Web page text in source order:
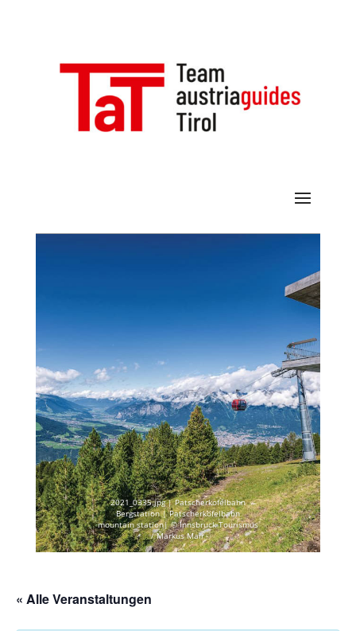
2021_0335.jpg | Patscherkofelbahn
Bergstation | Patscherkofelbahn
mountain station| © Innsbruck Tourismus
/ Markus Mair
« Alle Veranstaltungen